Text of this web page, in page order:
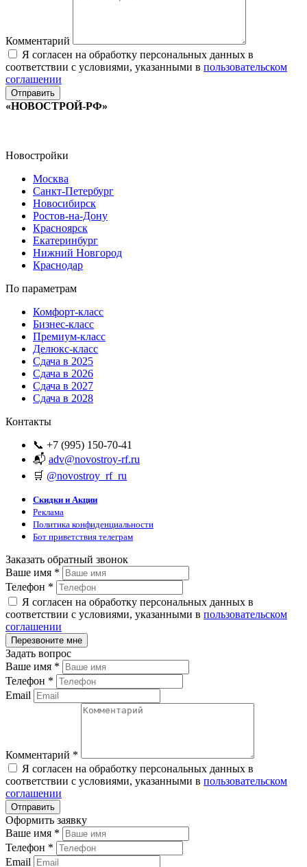
Комментарий
Я согласен на обработку персональных данных в
соответствии с условиями, указанными в пользовательском
соглашении
«НОВОСТРОЙ-РФ»
Новостройки
Москва
Санкт-Петербург
Новосибирск
Ростов-на-Дону
Красноярск
Екатеринбург
Нижний Новгород
Краснодар
По параметрам
Комфорт-класс
Бизнес-класс
Премиум-класс
Делюкс-класс
Сдача в 2025
Сдача в 2026
Сдача в 2027
Сдача в 2028
Контакты
📞 +7 (995) 150-70-41
📬 adv@novostroy-rf.ru
🛒 @novostroy_rf_ru
Скидки и Акции
Реклама
Политика конфиденциальности
Бот приветствия телеграм
Заказать обратный звонок
Ваше имя *
Телефон *
Я согласен на обработку персональных данных в
соответствии с условиями, указанными в пользовательском
соглашении
Задать вопрос
Ваше имя *
Телефон *
Email
Комментарий *
Я согласен на обработку персональных данных в
соответствии с условиями, указанными в пользовательском
соглашении
Оформить заявку
Ваше имя *
Телефон *
Email